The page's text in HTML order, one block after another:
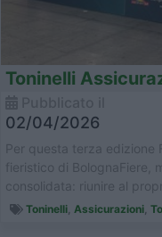
Toninelli
02/04/2026
Per questa terza edizione
fieristico di BolognaFiere,
consolidata: riunire al
setto...Toninelli Assicurazioni